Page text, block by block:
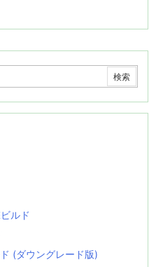
ルド
(ダウングレード版)